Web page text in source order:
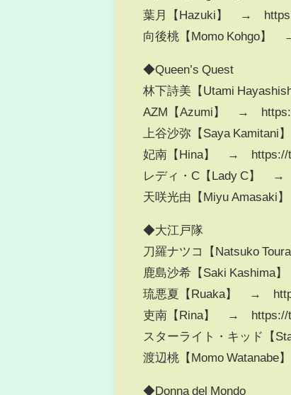
葉月【Hazuki】 →
向後桃【Momo Kohgo】
◆Queen’s Quest
林下詩美【Utami
AZM【Azumi】 → https://
上谷沙弥【Saya
妃南【Hina】 → https://
レディ・C【Lady C】 →
天咲光由【Miyu
◆大江戸隊
刀羅ナツコ【Natsuko
鹿島沙希【Saki Kashima
琉悪夏【Ruaka】 →
吏南【Rina】 → https://
スターライト・キッド【
渡辺桃【Momo
◆Donna del Mondo